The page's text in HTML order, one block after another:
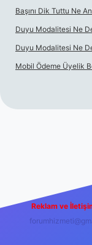
Başını Dik Tuttu Ne
Duyu Modalitesi Ne
Duyu Modalitesi Ne
Mobil Ödeme Üyelik
Reklam ve